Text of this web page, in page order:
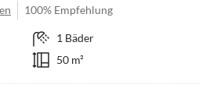
100% Empfehlung
1 Bäder
50 m²